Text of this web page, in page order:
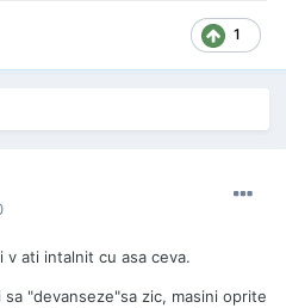
1
ati intalnit cu asa ceva.
"devanseze"sa zic, masini oprite